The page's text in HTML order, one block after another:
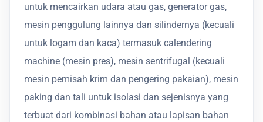
untuk mencairkan udara atau gas, generator gas,
mesin penggulung lainnya dan silindernya (kecuali
untuk logam dan kaca) termasuk calendering
machine (mesin pres), mesin sentrifugal (kecuali
mesin pemisah krim dan pengering pakaian), mesin
paking dan tali untuk isolasi dan sejenisnya yang
terbuat dari kombinasi bahan atau lapisan bahan